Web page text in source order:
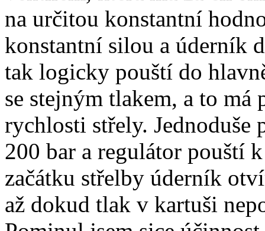
na určitou konstantní
konstantní silou a úderník
tak logicky pouští do
se stejným tlakem, a to
rychlosti střely. Jednoduše
200 bar a regulátor pouští
začátku střelby úderník
až dokud tlak v kartuši